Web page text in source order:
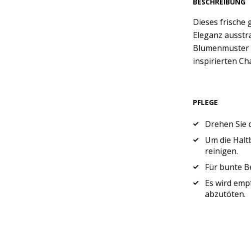
Dieses frische
Eleganz
inspirierten
PFLEGE
Drehen Sie
Um die
reinigen.
Für bunte
Es wird
abzutöten.